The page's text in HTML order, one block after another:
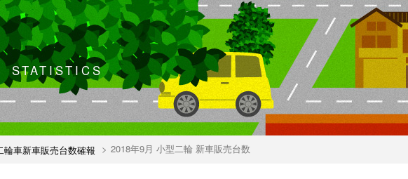
STATISTICS
輪車新車販売台数確報 2018年9月 小型二輪 新車販売台数